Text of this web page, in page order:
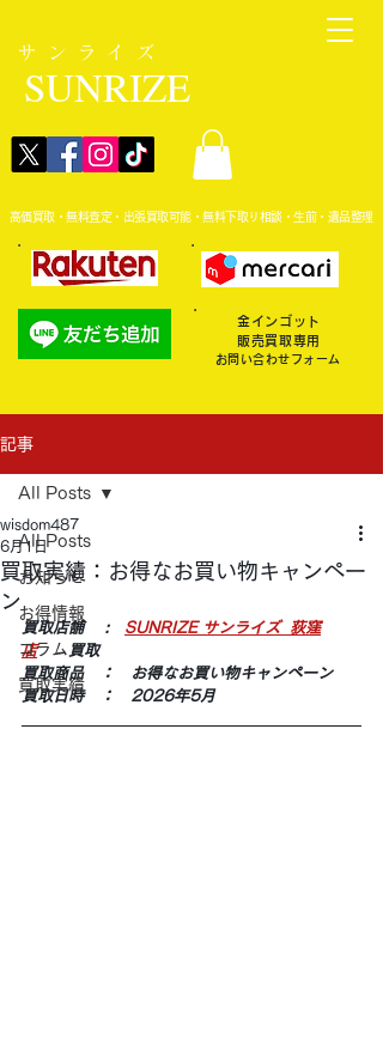
サンライズ
SUNRIZE
高価買取・無料査定・出張買取可能・無料下取り相談・生前・遺品整理
金インゴット
販売買取専用
お問い合わせフォーム
記事
All Posts
お知らせ
お得情報
コラム
買取実績
All Posts
買取実績：お得なお買い物キャンペー
ン
wisdom487
6月1日
買取店舗 　: SUNRIZE サンライズ  荻窪
店 買取
買取商品　：　お得なお買い物キャンペーン
買取日時　：　2026年5月